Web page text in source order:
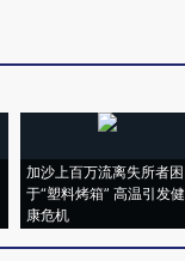
加沙上百万流离失所者困
于“塑料烤箱” 高温引发健
康危机